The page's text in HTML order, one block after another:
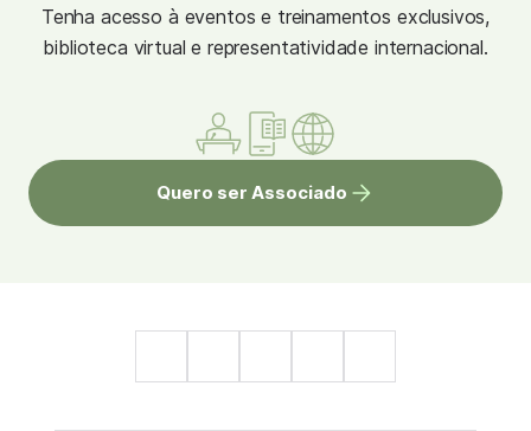
Tenha acesso à eventos e treinamentos exclusivos,
biblioteca virtual e representatividade internacional.
Quero ser Associado